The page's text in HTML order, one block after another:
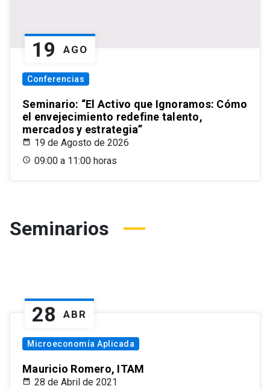
19 AGO
Conferencias
Seminario: “El Activo que Ignoramos: Cómo
el envejecimiento redefine talento,
mercados y estrategia”
19 de Agosto de 2026
09:00 a 11:00 horas
Seminarios
28 ABR
Microeconomía Aplicada
Mauricio Romero, ITAM
28 de Abril de 2021